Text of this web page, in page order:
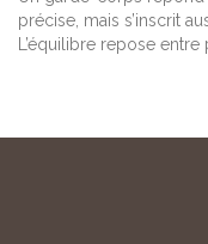
précise, mais s’inscrit
L’équilibre repose